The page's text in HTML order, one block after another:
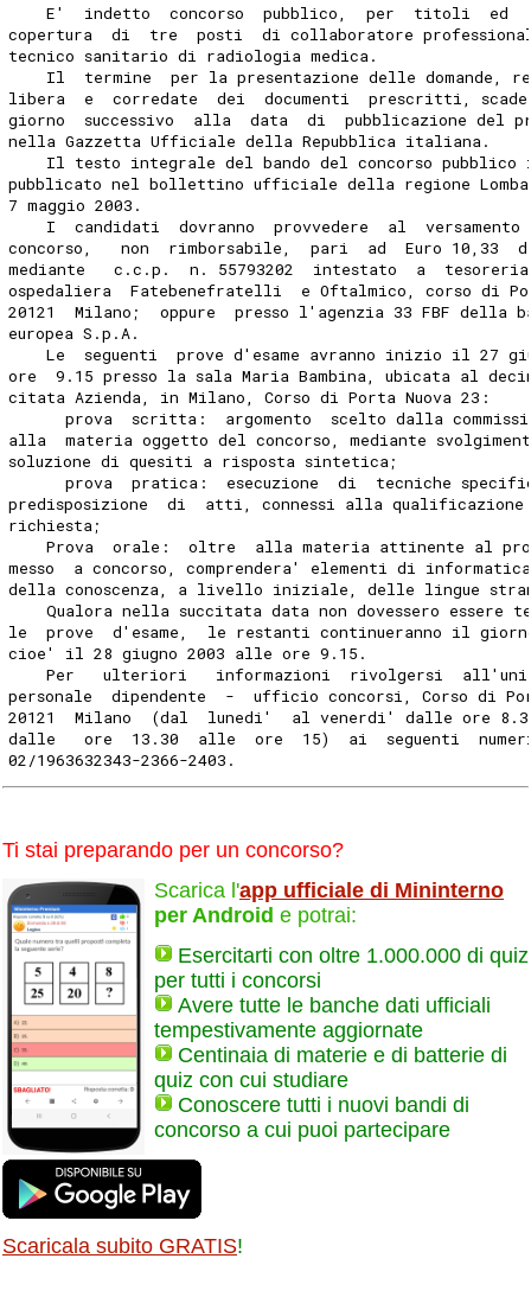
E'  indetto  concorso  pubblico,  per  titoli  ed
copertura  di  tre  posti  di collaboratore
tecnico sanitario di radiologia medica.
Il  termine  per la presentazione delle domande,
libera  e  corredate  dei  documenti  prescritti,
giorno  successivo  alla  data  di  pubblicazione del
nella Gazzetta Ufficiale della Repubblica italiana.
Il testo integrale del bando del concorso pubblico
pubblicato nel bollettino ufficiale della regione
7 maggio 2003.
I  candidati  dovranno  provvedere  al  versamento
concorso,   non  rimborsabile,  pari  ad  Euro 10,33
mediante   c.c.p.  n. 55793202  intestato  a
ospedaliera  Fatebenefratelli  e Oftalmico, corso di
20121  Milano;  oppure  presso l'agenzia 33 FBF della
europea S.p.A.
Le  seguenti  prove d'esame avranno inizio il 27
ore  9.15 presso la sala Maria Bambina, ubicata al
citata Azienda, in Milano, Corso di Porta Nuova 23:
prova  scritta:  argomento  scelto dalla
alla  materia oggetto del concorso, mediante
soluzione di quesiti a risposta sintetica;
prova  pratica:  esecuzione  di  tecniche
predisposizione  di  atti, connessi alla qualificazione
richiesta;
Prova  orale:  oltre  alla materia attinente al
messo  a concorso, comprendera' elementi di
della conoscenza, a livello iniziale, delle lingue
Qualora nella succitata data non dovessero essere
le  prove  d'esame,  le restanti continueranno il
cioe' il 28 giugno 2003 alle ore 9.15.
Per   ulteriori   informazioni  rivolgersi
personale  dipendente  -  ufficio concorsi, Corso di
20121  Milano  (dal  lunedi'  al venerdi' dalle ore
dalle   ore  13.30  alle  ore  15)  ai  seguenti
02/1963632343-2366-2403.
Ti stai preparando per un concorso?
Scarica l'app ufficiale di Mininterno
per Android e potrai:
Esercitarti con oltre 1.000.000 di quiz
per tutti i concorsi
Avere tutte le banche dati ufficiali
tempestivamente aggiornate
Centinaia di materie e di batterie di
quiz con cui studiare
Conoscere tutti i nuovi bandi di
concorso a cui puoi partecipare
Scaricala subito GRATIS!